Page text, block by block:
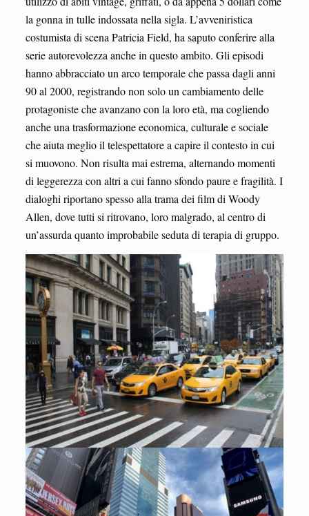
la gonna in tulle indossata nella sigla. L’avveniristica
costumista di scena Patricia Field, ha saputo conferire alla
serie autorevolezza anche in questo ambito. Gli episodi
hanno abbracciato un arco temporale che passa dagli anni
90 al 2000, registrando non solo un cambiamento delle
protagoniste che avanzano con la loro età, ma cogliendo
anche una trasformazione economica, culturale e sociale
che aiuta meglio il telespettatore a capire il contesto in cui
si muovono. Non risulta mai estrema, alternando momenti
di leggerezza con altri a cui fanno sfondo paure e fragilità. I
dialoghi riportano spesso alla trama dei film di Woody
Allen, dove tutti si ritrovano, loro malgrado, al centro di
un’assurda quanto improbabile seduta di terapia di gruppo.